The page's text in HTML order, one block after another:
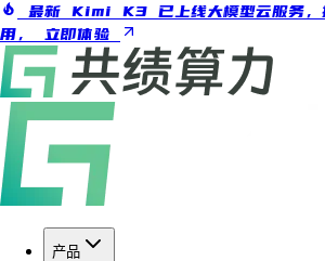
最新 Kimi K3 已上线大模型云服务，
用， 立即体验
产品